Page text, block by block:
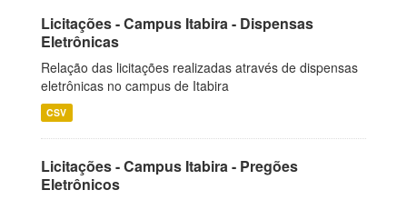
Licitações - Campus Itabira - Dispensas
Eletrônicas
Relação das licitações realizadas através de dispensas
eletrônicas no campus de Itabira
CSV
Licitações - Campus Itabira - Pregões
Eletrônicos